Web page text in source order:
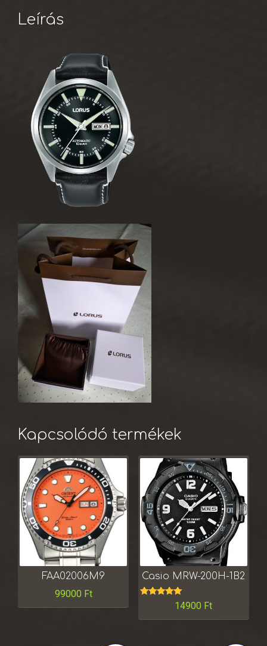
Leírás
Kapcsolódó termékek
FAA02006M9
99000 Ft
Casio MRW-200H-1B2
Értékelés:
/ 5
14900 Ft